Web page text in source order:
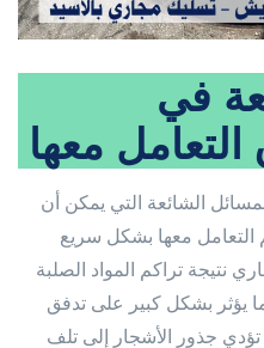
في
معها
الشائعة التي يمكن أن
التعامل معها بشكل سريع
نتيجة تراكم المواد الصلبة
يؤثر بشكل كبير على تدفق
تؤدي جذور الأشجار إلى تلف